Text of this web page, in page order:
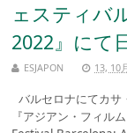
ェスティバ
2022』にて
ESJAPON 13, 10
バルセロナにてカサ
『アジアン・フィル